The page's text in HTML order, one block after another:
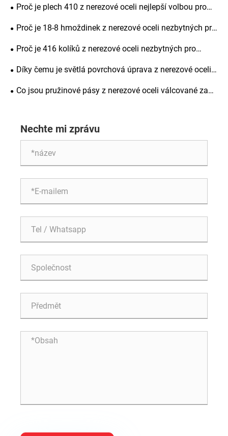
pro přesné vyrovnání, pevnost konstrukce a dlouhodobou
Proč je plech 410 z nerezové oceli nejlepší volbou pro
průmyslové aplikace
Proč je 18-8 hmoždinek z nerezové oceli nezbytných pro
přesné strojírenství
Proč je 416 kolíků z nerezové oceli nezbytných pro
přesné strojírenství
Díky čemu je světlá povrchová úprava z nerezové oceli
oblíbenou volbou pro výrobu
Co jsou pružinové pásy z nerezové oceli válcované za
Nechte mi zprávu